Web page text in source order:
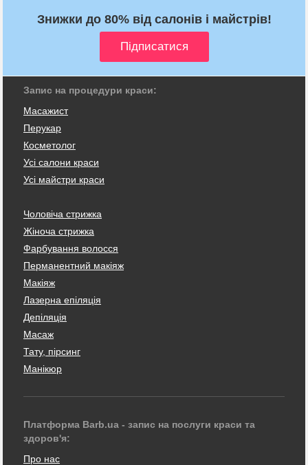
Знижки до 80% від салонів і майстрів!
Запис на процедури краси:
Масажист
Перукар
Косметолог
Усі салони краси
Усі майстри краси
Чоловіча стрижка
Жіноча стрижка
Фарбування волосся
Перманентний макіяж
Макіяж
Лазерна епіляція
Депіляція
Масаж
Тату, пірсинг
Манікюр
Платформа Barb.ua - запис на послуги краси та
здоров'я:
Про нас